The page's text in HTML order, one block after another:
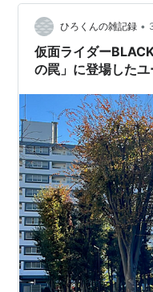
ひろくんの雑記録 •
仮面ライダー
の罠」に登場した